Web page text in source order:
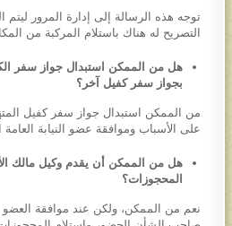
توجه هذه الرسالة إلى إدارة المرور ليتم
التصريح له هناك باستلام المركبة من
هل من الممكن استبدال جواز سفر
بجواز سفر كفيل آخر؟
من الممكن استبدال جواز سفر كفيل
على الأسباب وموافقة عضو النيابة
هل من الممكن أن يقدم وكيل مالك
المحجوزات؟
نعم من الممكن، ولكن عند موافقة